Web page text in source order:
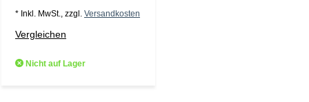
* Inkl. MwSt., zzgl. Versandkosten
Vergleichen
Nicht auf Lager